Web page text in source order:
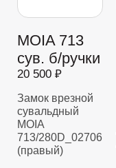
MOIA 713
сув. б/ручки
20 500 ₽
Замок врезной
сувальдный
MOIA
713/280D_02706
(правый)